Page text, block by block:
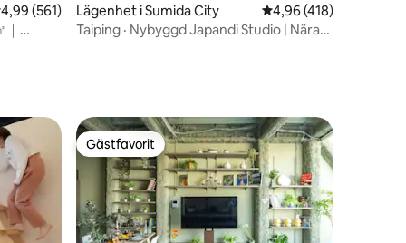
av 5 i genomsnittligt betyg, 561 omdömen
4,99 (561)
Lägenhet i Sumida City 4,96 av 5 i
4,96 (418)
Taiping · Nybyggd Japandi Studio | Nära
Gästfavorit
Gästfavorit